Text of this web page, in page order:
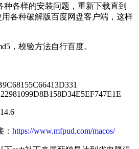
各样的安装问题，重新下载直到
各种破解版百度网盘客户端，这样
，校验方法自行百度。
https://www.mfpud.com/macos/